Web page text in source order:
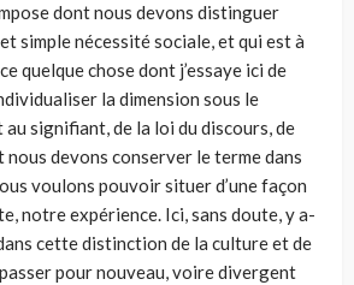
dont nous devons distinguer
simple néces­sité sociale, et qui est à
quelque chose dont j’essaye ici de
la dimension sous le
signifiant, de la loi du discours, de
nous devons conserver le terme dans
voulons pouvoir situer d’une façon
notre expérience. Ici, sans doute, y a-
cette distinction de la culture et de
pour nouveau, voire divergent